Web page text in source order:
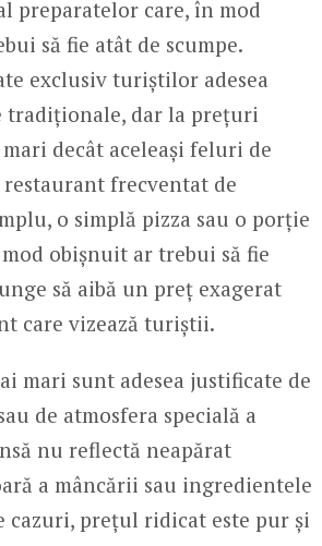
preparatelor care, în mod
să fie atât de scumpe.
exclusiv turiștilor adesea
tradiționale, dar la prețuri
decât aceleași feluri de
frecventat de
o simplă pizza sau o porție
obișnuit ar trebui să fie
să aibă un preț exagerat
care vizează turiștii.
mari sunt adesea justificate de
de atmosfera specială a
nu reflectă neapărat
a mâncării sau ingredientele
cazuri, prețul ridicat este pur și